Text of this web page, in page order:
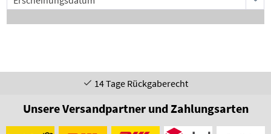
14 Tage Rückgaberecht
Unsere Versandpartner und Zahlungsarten